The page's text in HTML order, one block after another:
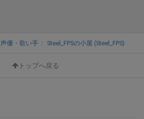
声優・歌い手 Steel_FPSの小屋 (Steel_FPS)
トップへ戻る